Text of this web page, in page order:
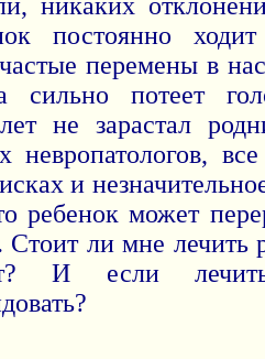
постоянно
перемены в
сильно потеет
не зарастал
невропатологов,
и
ребенок может
Стоит ли мне лечить
И если